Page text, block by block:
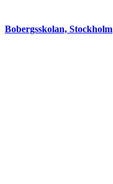
Bobergsskolan, Stockholm